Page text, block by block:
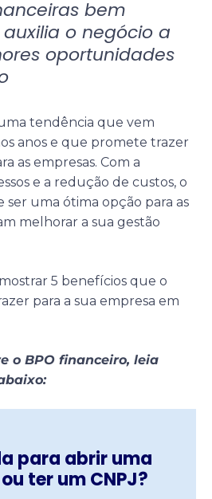
bem
o negócio a
oportunidades
tendência que vem
anos e que promete trazer
as empresas. Com a
e a redução de custos, o
ser uma ótima opção para as
melhorar a sua gestão
5 benefícios que o
para a sua empresa em
o BPO financeiro, leia
para abrir uma
ter um CNPJ?